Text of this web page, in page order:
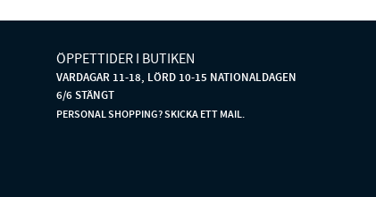
ÖPPETTIDER I BUTIKEN
VARDAGAR 11-18, LÖRD 10-15 NATIONALDAGEN
6/6 STÄNGT
PERSONAL SHOPPING? SKICKA ETT MAIL.